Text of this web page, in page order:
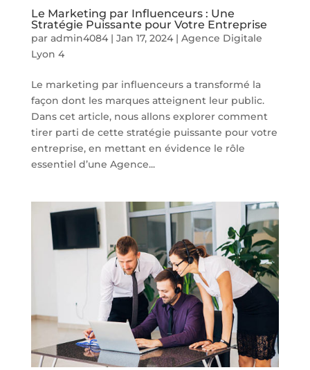
Le Marketing par Influenceurs : Une
Stratégie Puissante pour Votre Entreprise
par admin4084| Jan 17, 2024| Agence Digitale
Lyon 4
Le marketing par influenceurs a transformé la
façon dont les marques atteignent leur public.
Dans cet article, nous allons explorer comment
tirer parti de cette stratégie puissante pour votre
entreprise, en mettant en évidence le rôle
essentiel d’une Agence...